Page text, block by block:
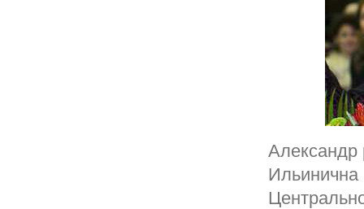
Александр
Ильинична